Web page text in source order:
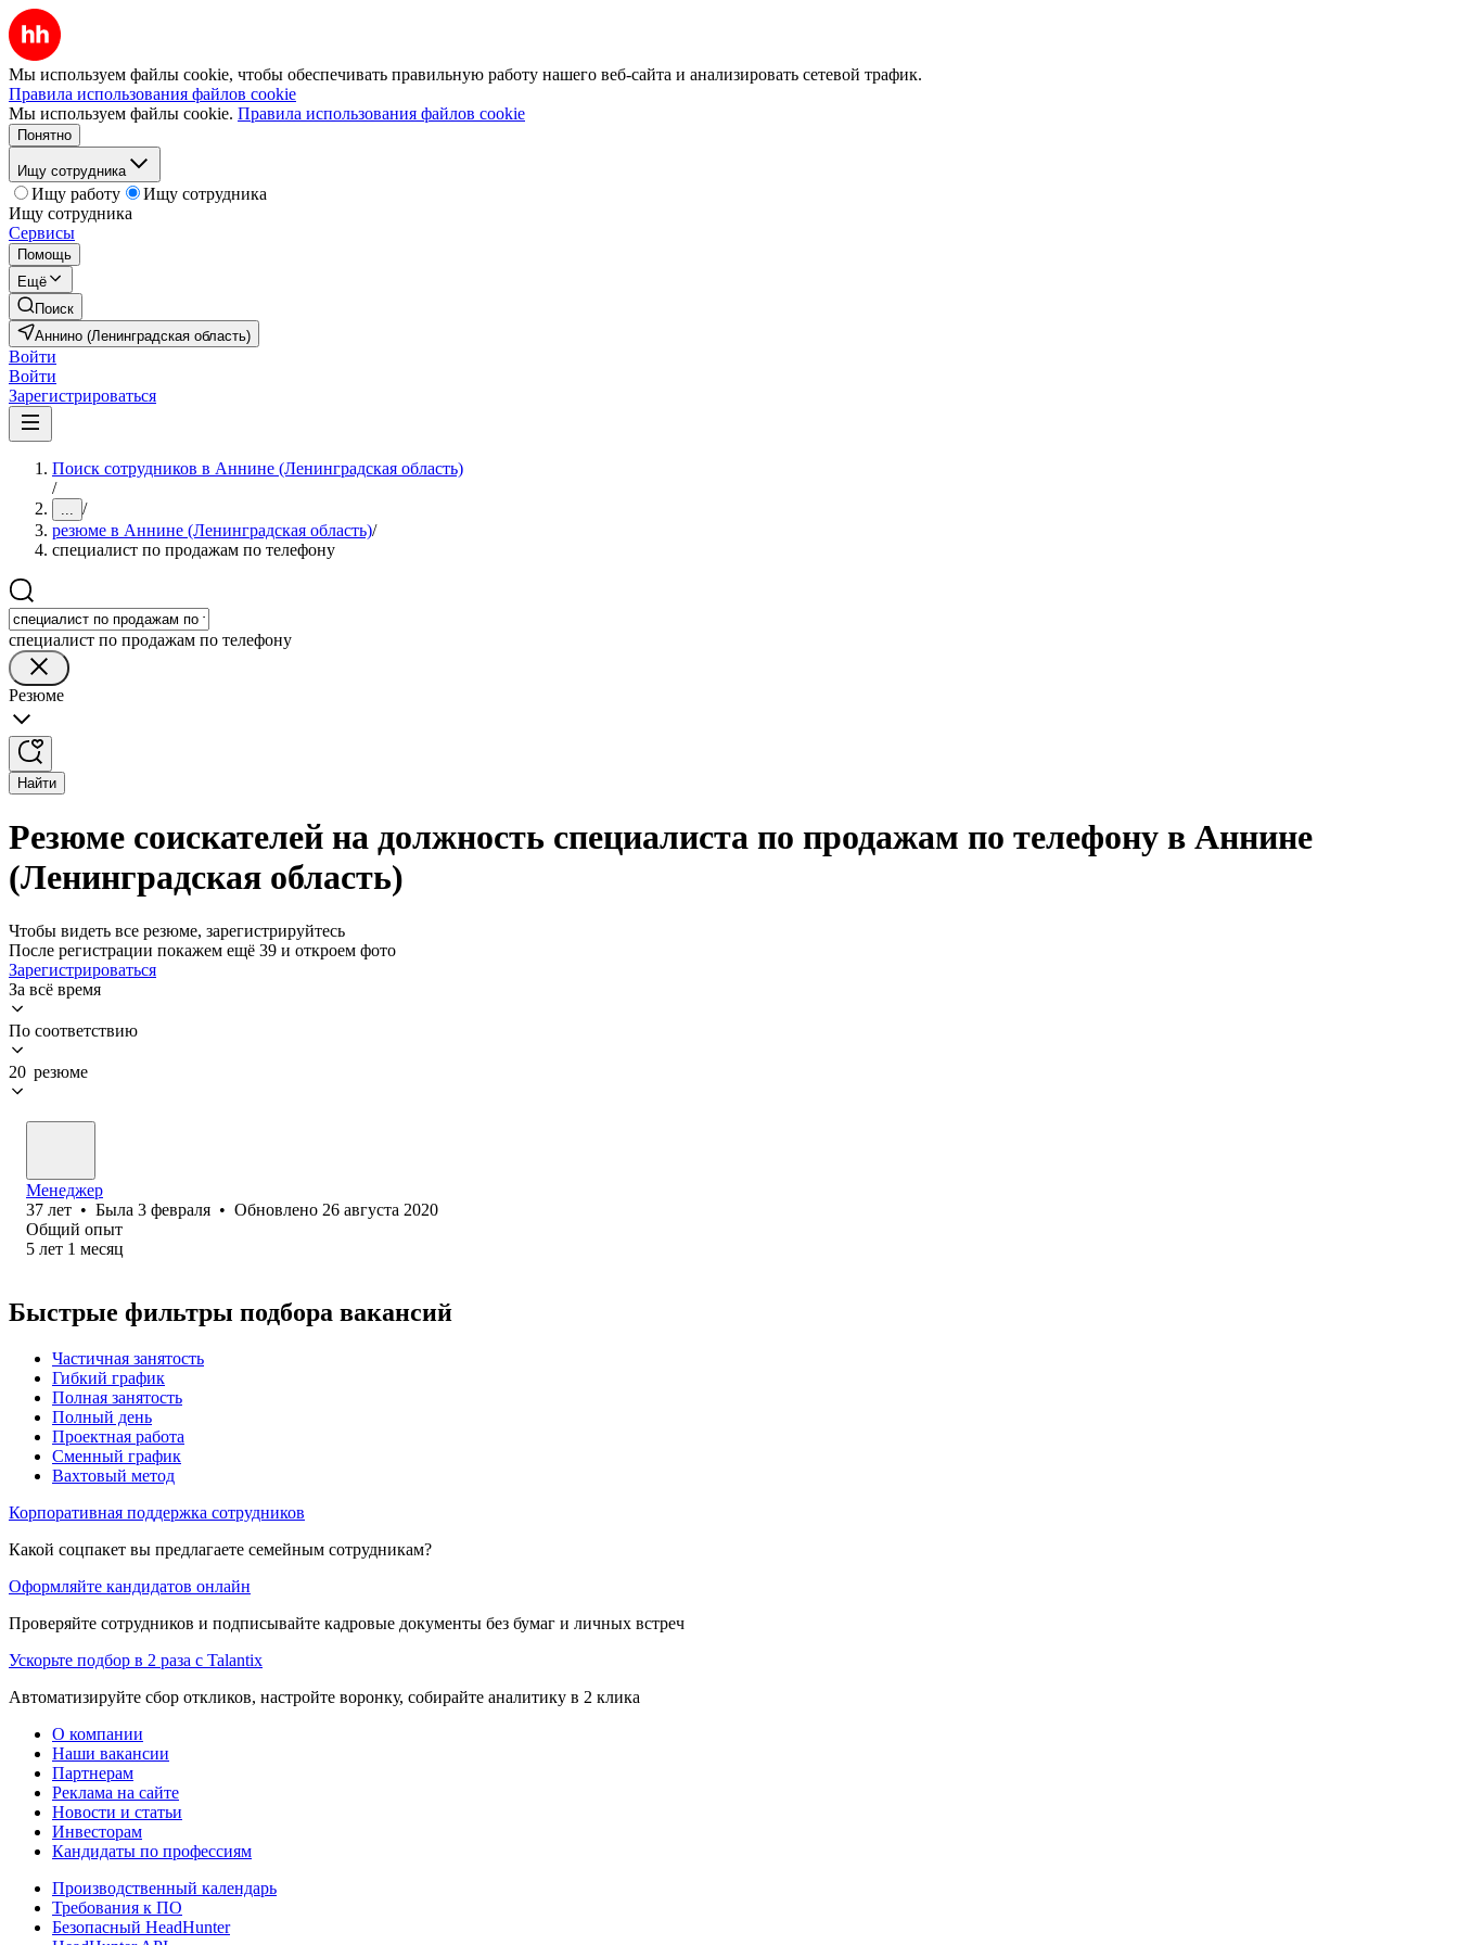
Мы используем файлы cookie, чтобы обеспечивать правильную работу нашего веб-сайта и анализировать сетевой трафик.
Правила использования файлов cookie
Мы используем файлы cookie. Правила использования файлов cookie
Понятно
Ищу сотрудника
Ищу работу
Ищу сотрудника
Ищу сотрудника
Сервисы
Помощь
Ещё
Поиск
Аннино (Ленинградская область)
Войти
Войти
Зарегистрироваться
Поиск сотрудников в Аннине (Ленинградская область)
/
... /
резюме в Аннине (Ленинградская область)/
специалист по продажам по телефону
специалист по продажам по телефону
Резюме
Найти
Резюме соискателей на должность специалиста по продажам по телефону в Аннине
(Ленинградская область)
Чтобы видеть все резюме, зарегистрируйтесь
После регистрации покажем ещё 39 и откроем фото
Зарегистрироваться
За всё время
По соответствию
20 резюме
Менеджер
37 лет • Была 3 февраля • Обновлено 26 августа 2020
Общий опыт
5 лет 1 месяц
Быстрые фильтры подбора вакансий
Частичная занятость
Гибкий график
Полная занятость
Полный день
Проектная работа
Сменный график
Вахтовый метод
Корпоративная поддержка сотрудников
Какой соцпакет вы предлагаете семейным сотрудникам?
Оформляйте кандидатов онлайн
Проверяйте сотрудников и подписывайте кадровые документы без бумаг и личных встреч
Ускорьте подбор в 2 раза с Talantix
Автоматизируйте сбор откликов, настройте воронку, собирайте аналитику в 2 клика
О компании
Наши вакансии
Партнерам
Реклама на сайте
Новости и статьи
Инвесторам
Кандидаты по профессиям
Производственный календарь
Требования к ПО
Безопасный HeadHunter